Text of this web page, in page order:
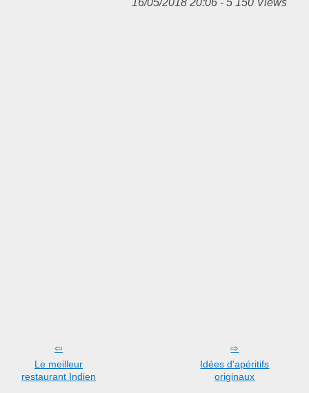
Le meilleur
restaurant Indien
Idées d'apéritifs
originaux